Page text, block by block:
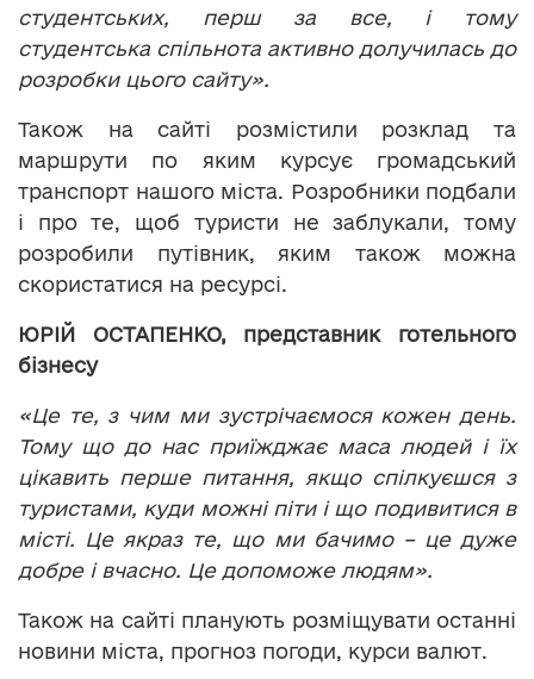
студентських, перш за все, і тому
студентська спільнота активно долучилась до
розробки цього сайту».
Також на сайті розмістили розклад та
маршрути по яким курсує громадський
транспорт нашого міста. Розробники подбали
і про те, щоб туристи не заблукали, тому
розробили путівник, яким також можна
скористатися на ресурсі.
ЮРІЙ ОСТАПЕНКО, представник готельного
бізнесу
«Це те, з чим ми зустрічаємося кожен день.
Тому що до нас приїжджає маса людей і їх
цікавить перше питання, якщо спілкуєшся з
туристами, куди можні піти і що подивитися в
місті. Це якраз те, що ми бачимо – це дуже
добре і вчасно. Це допоможе людям».
Також на сайті планують розміщувати останні
новини міста, прогноз погоди, курси валют.